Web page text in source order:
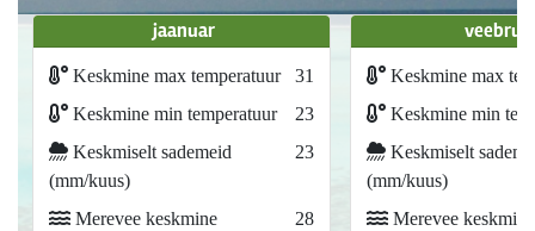
jaanuar
Keskmine max temperatuur
31
Keskmine min temperatuur
23
Keskmiselt sademeid
(mm/kuus)
23
Merevee keskmine
28
Keskmine max
Keskmine min
Keskmiselt
(mm/kuus)
Merevee keskmine